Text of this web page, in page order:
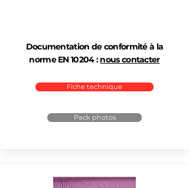
Documentation de conformité à la
norme EN 10204 :nous contacter
Fiche technique
Pack photos